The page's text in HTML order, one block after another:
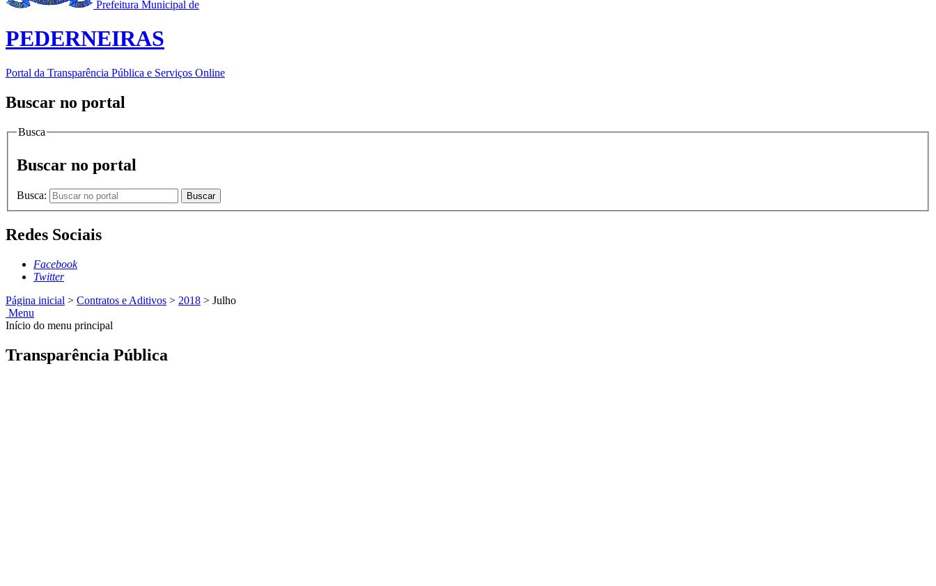
Prefeitura Municipal de
PEDERNEIRAS
Portal da Transparência Pública e Serviços Online
Buscar no portal
Busca
Buscar no portal
Busca: Buscar
Redes Sociais
Facebook
Twitter
Página inicial > Contratos e Aditivos > 2018 > Julho
Menu
Início do menu principal
Transparência Pública